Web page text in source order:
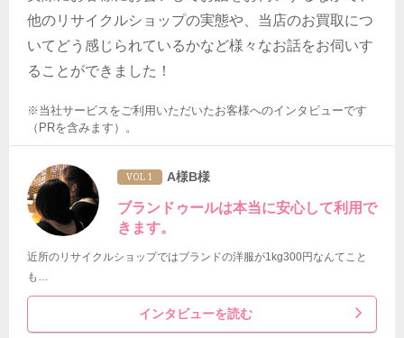
他のリサイクルショップの実態や、当店のお買取につ
いてどう感じられているかなど様々なお話をお伺いす
ることができました！
※当社サービスをご利用いただいたお客様へのインタビューです
（PRを含みます）。
VOL 1 A様B様
ブランドゥールは本当に安心して利用で
きます。
近所のリサイクルショップではブランドの洋服が1kg300円なんてこと
も…
インタビューを読む